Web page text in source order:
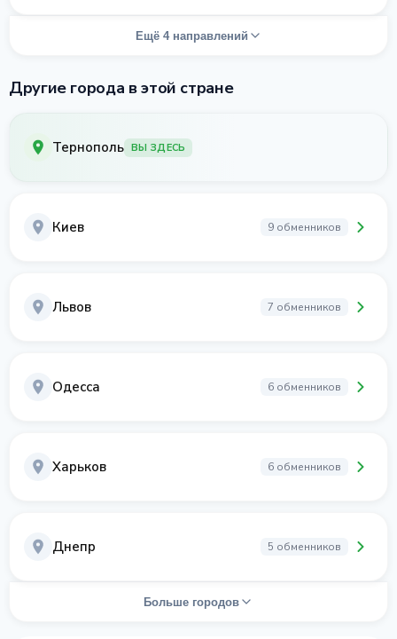
Ещё 4 направлений
Другие города в этой стране
Тернополь ВЫ ЗДЕСЬ
Киев 9 обменников
Львов 7 обменников
Одесса 6 обменников
Харьков 6 обменников
Днепр 5 обменников
Больше городов